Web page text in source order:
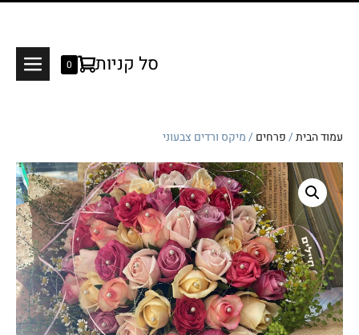
Shopping
סל קניות 0
Items
עמוד הבית/פרחים/ מיקס ורדים צבעוני